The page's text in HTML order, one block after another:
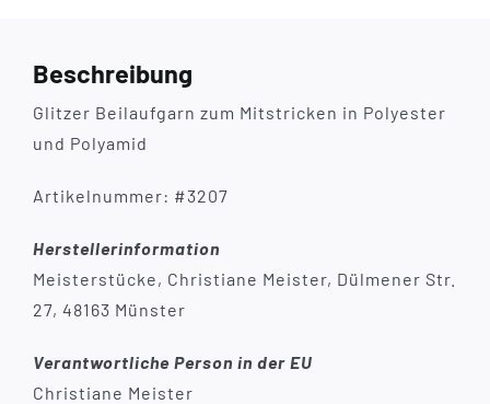
Beschreibung
Glitzer Beilaufgarn zum Mitstricken in Polyester
und Polyamid
Artikelnummer: #3207
Herstellerinformation
Meisterstücke, Christiane Meister, Dülmener Str.
27, 48163 Münster
Verantwortliche Person in der EU
Christiane Meister